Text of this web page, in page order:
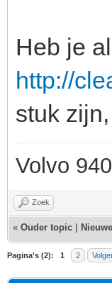
Heb je
http://
stuk
Volvo
Zoek
« Ouder topic
Pagina's (2): 1 2